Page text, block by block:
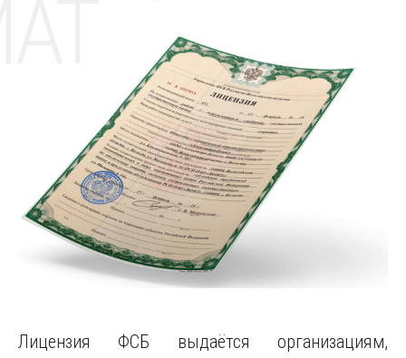
Лицензия ФСБ выдаётся организациям,